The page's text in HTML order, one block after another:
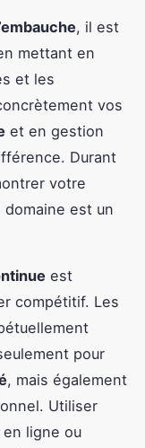
, il est
mettant en
et les
vos
et en gestion
Durant
votre
est un
est
compétitif. Les
pour
, mais également
Utiliser
ligne ou